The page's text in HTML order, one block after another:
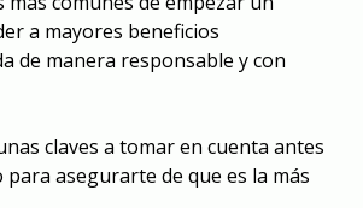
a mayores beneficios
de manera responsable y con
claves a tomar en cuenta antes
asegurarte de que es la más